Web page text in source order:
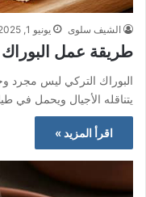
الشيف سلوى يونيو 1, 2025
طريقة عمل البوراك
البوراك التركي ليس مجرد
يتناقله الأجيال ويحمل في
اقرأ المزيد »